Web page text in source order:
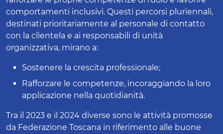
comportamenti inclusivi. Questi percorsi pluriennali,
destinati prioritariamente al personale di contatto
con la clientela e ai responsabili di unità
organizzativa, mirano a:
Sostenere la crescita professionale;
Rafforzare le competenze, incoraggiando la loro
applicazione nella quotidianità.
Tra il 2023 e il 2024 diverse sono le attività promosse
da Federazione Toscana in riferimento alle buone